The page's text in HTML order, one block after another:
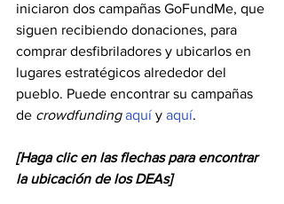
iniciaron dos campañas GoFundMe, que
siguen recibiendo donaciones, para
comprar desfibriladores y ubicarlos en
lugares estratégicos alrededor del
pueblo. Puede encontrar su campañas
de crowdfunding aquí y aquí.
[Haga clic en las flechas para encontrar
la ubicación de los DEAs]